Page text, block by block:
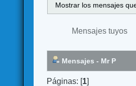
Mostrar los mensajes
Mensajes tuyos
Mensajes - Mr P
Páginas: [1]